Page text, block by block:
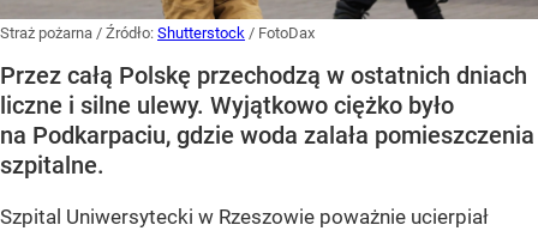
Straż pożarna / Źródło: Shutterstock / FotoDax
Przez całą Polskę przechodzą w ostatnich dniach
liczne i silne ulewy. Wyjątkowo ciężko było
na Podkarpaciu, gdzie woda zalała pomieszczenia
szpitalne.
Szpital Uniwersytecki w Rzeszowie poważnie ucierpiał